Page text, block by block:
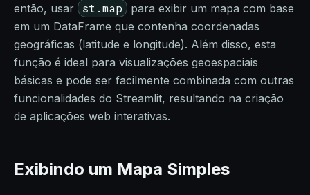
então, usar
st.map
para exibir um mapa com base
em um DataFrame que contenha coordenadas
geográficas (latitude e longitude). Além disso, esta
função é ideal para visualizações geoespaciais
básicas e pode ser facilmente combinada com outras
funcionalidades do Streamlit, resultando na criação
de aplicações web interativas.
Exibindo um Mapa Simples